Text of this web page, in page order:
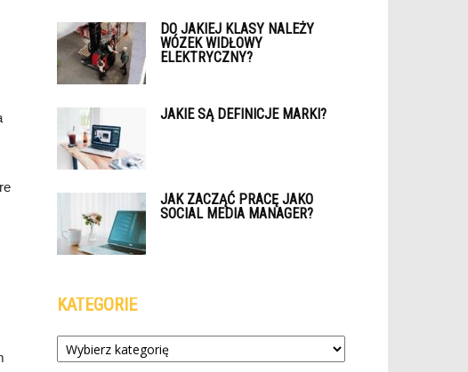
DO JAKIEJ KLASY NALEŻY
WÓZEK WIDŁOWY
ELEKTRYCZNY?
JAKIE SĄ DEFINICJE MARKI?
JAK ZACZĄĆ PRACĘ JAKO
SOCIAL MEDIA MANAGER?
KATEGORIE
Kategorie